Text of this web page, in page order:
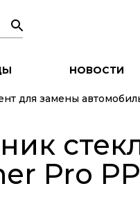
НОВОСТИ
для замены
Pro